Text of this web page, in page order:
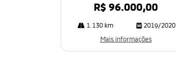
R$ 96.000,00
1.130 km
2019/2020
Mais informações